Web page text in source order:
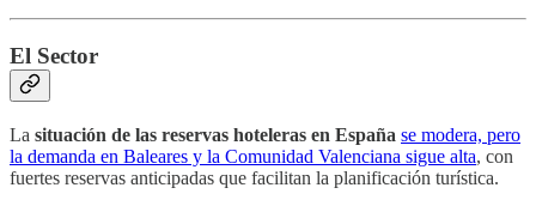
El Sector
La situación de las reservas hoteleras en España se modera, pero
la demanda en Baleares y la Comunidad Valenciana sigue alta, con
fuertes reservas anticipadas que facilitan la planificación turística.